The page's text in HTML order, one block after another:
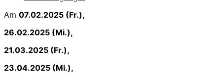
Am 07.02.2025 (Fr.),
26.02.2025 (Mi.),
21.03.2025 (Fr.),
23.04.2025 (Mi.),